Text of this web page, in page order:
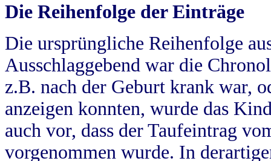
Die Reihenfolge der Einträge
Die ursprüngliche Reihenfolge
Ausschlaggebend war die
z.B. nach der Geburt krank war,
anzeigen konnten, wurde das
auch vor, dass der Taufeintrag
vorgenommen wurde. In